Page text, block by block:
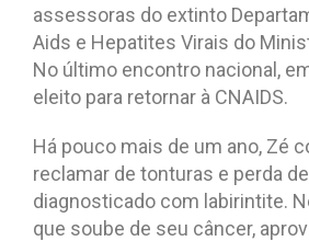
assessoras do extinto
Aids e Hepatites Virais do
No último encontro nacional,
eleito para retornar à CNAIDS.
Há pouco mais de um ano, Zé
reclamar de tonturas e perda
diagnosticado com labirintite.
que soube de seu câncer,